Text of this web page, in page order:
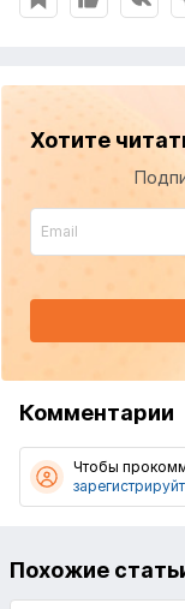
Хотите
Комментарии
Чтобы
Похожие